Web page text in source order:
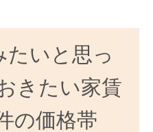
たいと思っ
きたい家賃
の価格帯